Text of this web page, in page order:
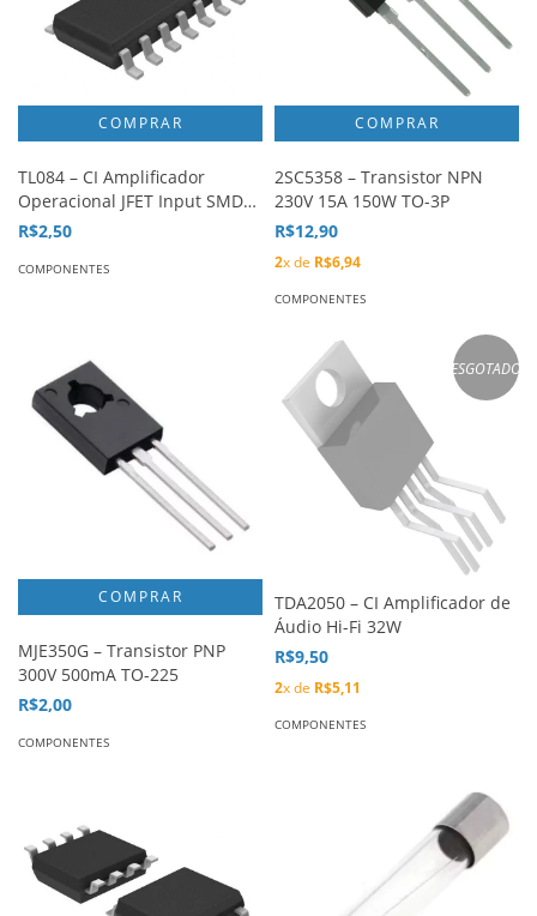
TL084 – CI Amplificador
Operacional JFET Input SMD
SOIC-14
R$2,50
COMPONENTES
2SC5358 – Transistor NPN
230V 15A 150W TO-3P
R$12,90
2x de R$6,94
COMPONENTES
MJE350G – Transistor PNP
300V 500mA TO-225
R$2,00
COMPONENTES
ESGOTADO
TDA2050 – CI Amplificador de
Áudio Hi-Fi 32W
R$9,50
2x de R$5,11
COMPONENTES